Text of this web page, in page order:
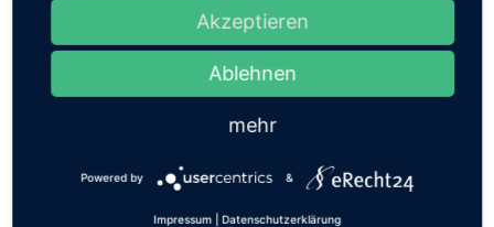
ung 2026
März 23, 2026|Aktuelles,Club-
Unsere heutige
Mitgliederversammlung war ein
ausführlichen Berichten unserer
Vorstände, Finanzen, Technik,
Akzeptieren
Ablehnen
mehr
Powered by &
Impressum Datenschutzerklärung